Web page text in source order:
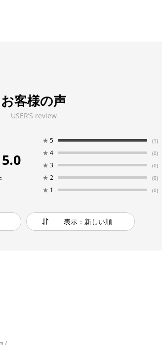
お客様の声
USER’S review
5.0
★ 5 (1)
★ 4 (0)
★ 3 (0)
★ 2 (0)
★ 1 (0)
表示：新しい順